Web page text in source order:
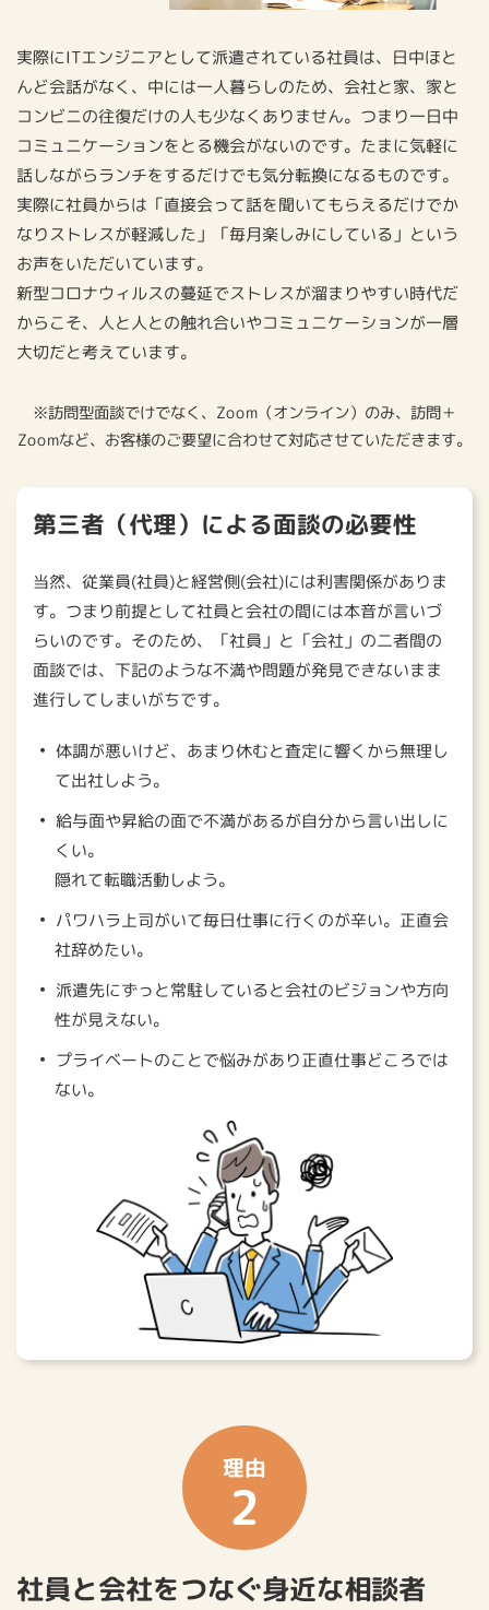
実際にITエンジニアとして派遣されている社員は、⽇中ほと
んど会話がなく、中には⼀⼈暮らしのため、会社と家、家と
コンビニの往復だけの⼈も少なくありません。つまり⼀⽇中
コミュニケーションをとる機会がないのです。たまに気軽に
話しながらランチをするだけでも気分転換になるものです。
実際に社員からは「直接会って話を聞いてもらえるだけでか
なりストレスが軽減した」「毎⽉楽しみにしている」という
お声をいただいています。
新型コロナウィルスの蔓延でストレスが溜まりやすい時代だ
からこそ、⼈と⼈との触れ合いやコミュニケーションが⼀層
⼤切だと考えています。
※訪問型面談でけでなく、Zoom（オンライン）のみ、訪問＋
Zoomなど、お客様のご要望に合わせて対応させていただきます。
第三者（代理）による面談の必要性
当然、従業員(社員)と経営側(会社)には利害関係がありま
す。つまり前提として社員と会社の間には本音が言いづ
らいのです。そのため、「社員」と「会社」の二者間の
面談では、下記のような不満や問題が発見できないまま
進行してしまいがちです。
体調が悪いけど、あまり休むと査定に響くから無理し
て出社しよう。
給与面や昇給の面で不満があるが自分から言い出しに
くい。
隠れて転職活動しよう。
パワハラ上司がいて毎日仕事に行くのが辛い。正直会
社辞めたい。
派遣先にずっと常駐していると会社のビジョンや方向
性が見えない。
プライベートのことで悩みがあり正直仕事どころでは
ない。
理由
2
社員と会社をつなぐ身近な相談者